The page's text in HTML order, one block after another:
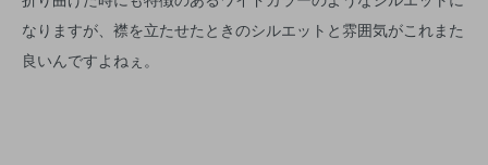
なりますが、襟を立たせたときのシルエットと雰囲気がこれまた
良いんですよねぇ。